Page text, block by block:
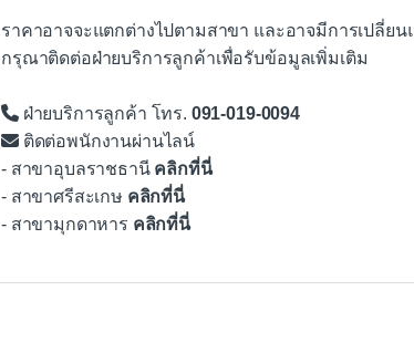
ราคาอาจจะแตกต่างไปตามสาขา และอาจมีการเปลี่ย
กรุณาติดต่อฝ่ายบริการลูกค้าเพื่อรับข้อมูลเพิ่มเติม
ฝ่ายบริการลูกค้า โทร. 091-019-0094
ติดต่อพนักงานผ่านไลน์
- สาขาอุบลราชธานี คลิกที่นี่
- สาขาศรีสะเกษ คลิกที่นี่
- สาขามุกดาหาร คลิกที่นี่